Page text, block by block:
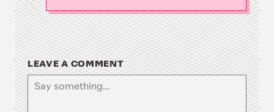
LEAVE A COMMENT